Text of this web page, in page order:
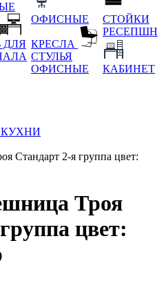
ДЛЯ
ОФИСНЫЕ
КРЕСЛА
СТУЛЬЯ
ОФИСНЫЕ
СТОЙКИ
РЕСЕПШН
КАБИНЕТ
Стандарт 2-я группа цвет:
Троя
цвет: